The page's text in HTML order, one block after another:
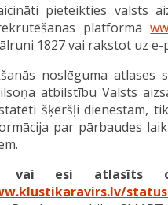
pieteikties valsts
platformā
1827 vai rakstot uz e-
noslēguma atlases
atbilstību Valsts
šķēršļi dienestam,
par pārbaudes
esi atlasīts